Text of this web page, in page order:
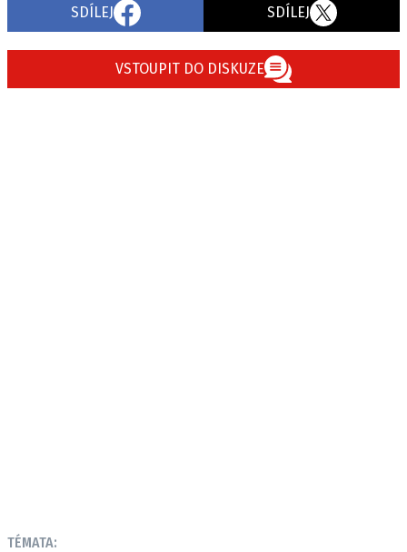
Provozovatelem serveru autoroad.cz je
SDÍLEJ SDÍLEJ
VSTOUPIT DO DISKUZE
TÉMATA: